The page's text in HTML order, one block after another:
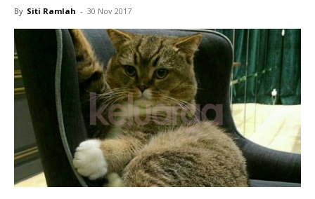
By Siti Ramlah - 30 Nov 2017